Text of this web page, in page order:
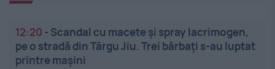
12:20 - Scandal cu macete și spray lacrimogen,
pe o stradă din Târgu Jiu. Trei bărbați s-au luptat
printre mașini